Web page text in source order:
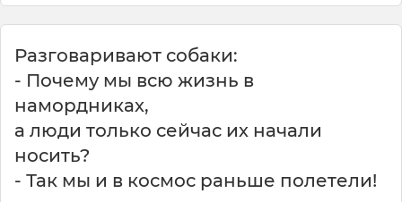
Разговаривают собаки:
- Почему мы всю жизнь в
намордниках,
а люди только сейчас их начали
носить?
- Так мы и в космос раньше полетели!